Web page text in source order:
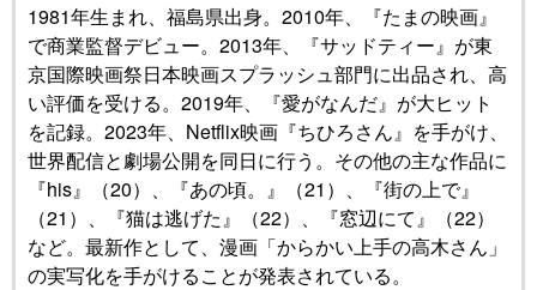
1981年生まれ、福島県出身。2010年、『たまの映画』
で商業監督デビュー。2013年、『サッドティー』が東
京国際映画祭日本映画スプラッシュ部門に出品され、高
い評価を受ける。2019年、『愛がなんだ』が大ヒット
を記録。2023年、Netflix映画『ちひろさん』を手がけ、
世界配信と劇場公開を同日に行う。その他の主な作品に
『his』（20）、『あの頃。』（21）、『街の上で』
（21）、『猫は逃げた』（22）、『窓辺にて』（22）
など。最新作として、漫画「からかい上手の高木さん」
の実写化を手がけることが発表されている。